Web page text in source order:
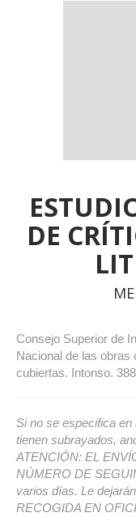
DE
Consejo Superior de
Nacional de las
cubiertas. Intonso.
Si no se especifica
tienen subrayados,
ATENCIÓN: EL
NÚMERO DE
varios días. Le
RECOGIDA EN